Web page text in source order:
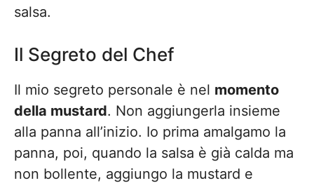
salsa.
Il Segreto del Chef
Il mio segreto personale è nel momento
della mustard. Non aggiungerla insieme
alla panna all’inizio. Io prima amalgamo la
panna, poi, quando la salsa è già calda ma
non bollente, aggiungo la mustard e